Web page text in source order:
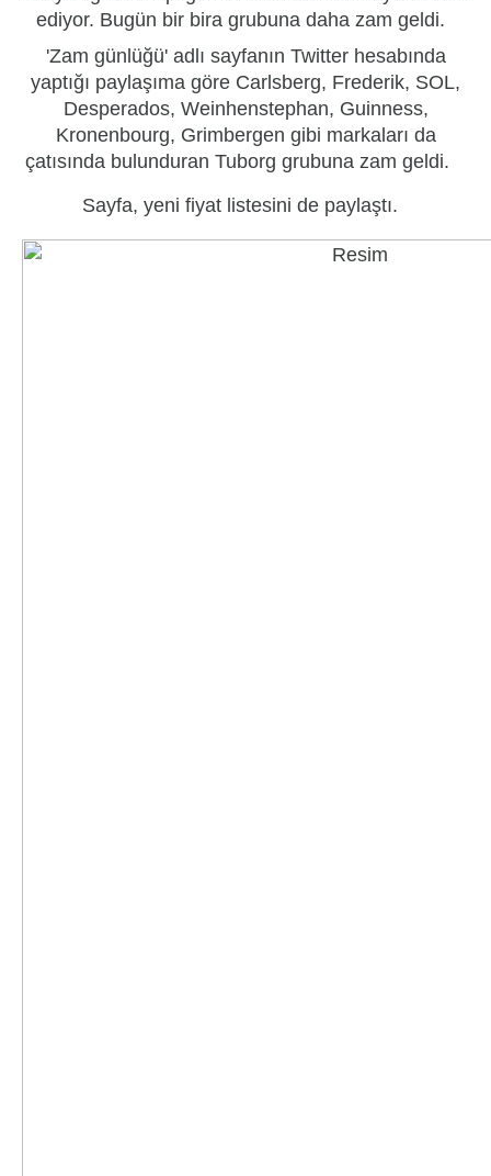
ediyor. Bugün bir bira grubuna daha zam geldi.
'Zam günlüğü' adlı sayfanın Twitter hesabında
yaptığı paylaşıma göre Carlsberg, Frederik, SOL,
Desperados, Weinhenstephan, Guinness,
Kronenbourg, Grimbergen gibi markaları da
çatısında bulunduran Tuborg grubuna zam geldi.
Sayfa, yeni fiyat listesini de paylaştı.